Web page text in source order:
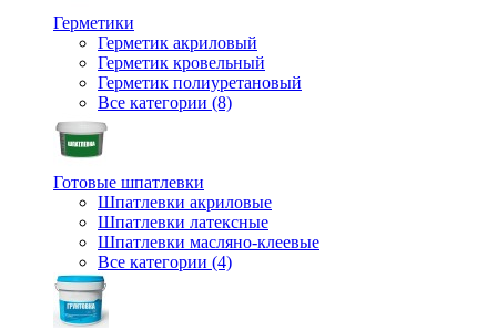
Герметики
Герметик акриловый
Герметик кровельный
Герметик полиуретановый
Все категории (8)
Готовые шпатлевки
Шпатлевки акриловые
Шпатлевки латексные
Шпатлевки масляно-клеевые
Все категории (4)